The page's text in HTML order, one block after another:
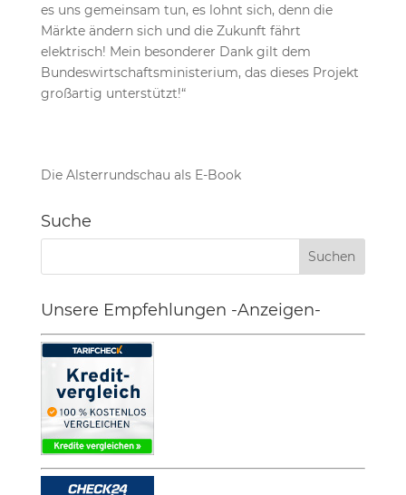
es uns gemeinsam tun, es lohnt sich, denn die
Märkte ändern sich und die Zukunft fährt
elektrisch! Mein besonderer Dank gilt dem
Bundeswirtschaftsministerium, das dieses Projekt
großartig unterstützt!“
Die Alsterrundschau als E-Book
Suche
Unsere Empfehlungen -Anzeigen-